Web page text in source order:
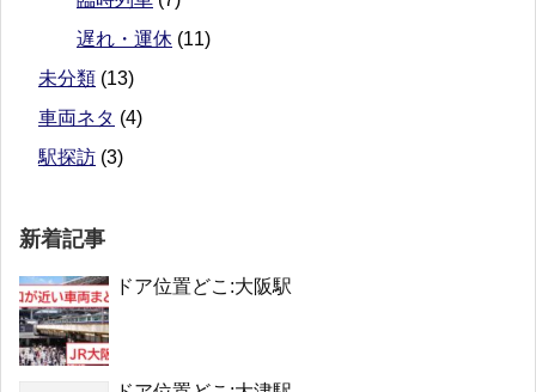
遅れ・運休 (11)
未分類 (13)
車両ネタ (4)
駅探訪 (3)
新着記事
ドア位置どこ:大阪駅